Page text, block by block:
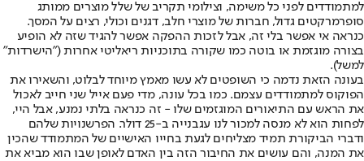
למתמודדים לפני כל משימה, וצילומי תקריב של שלל מוצרים ממותג
סופרמרקטים גדול, חברות של מוצרי חלב, דגנים וכולי, רצים על המסך.
כנראה אי אפשר בלי זה, אבל לזכות ההפקה אפשר להגיד שזה לא הופיע
בצורה מוגזמת או בוטה כמו שקורה בתוכניות ריאליטי אחרות ("הישרדות"
למשל).
בעונה הזאת נדמה כי השופטים לא עשו מאמץ מיוחד לבלוט, והשאירו את
הפוקוס למתמודדים עצמם. כמו בכל עונה, מדי פעם אייל שני חייב לאכול
את הראש עם התיאורים המוגזמים שלו - זה כנראה בלתי נמנע, אבל היי,
לפחות הוא לא מנסה למכור לנו עגבנייה ב-25 דולר. הפרשנויות שלהם
ודברי הביקורת תמיד מצליחים לגעת בחייו האישיים של המתמודד שהכין
את המנה, והם עושים את החיבור הזה בין האדם לאופן שבו הוא מביא את